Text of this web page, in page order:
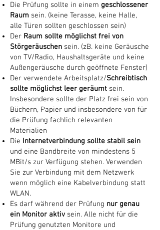
Die Prüfung sollte in einem geschlossener
Raum sein. (keine Terasse, keine Halle,
alle Türen sollten geschlossen sein)
Der Raum sollte möglichst frei von
Störgeräuschen sein. (zB. keine Geräusche
von TV/Radio, Haushaltsgeräte und keine
Außengeräusche durch geöffnete Fenster)
Der verwendete Arbeitsplatz/Schreibtisch
sollte möglichst leer geräumt sein.
Insbesondere sollte der Platz frei sein von
Büchern, Papier und insbesondere von für
die Prüfung fachlich relevanten
Materialien
Die Internetverbindung sollte stabil sein
und eine Bandbreite von mindestens 5
MBit/s zur Verfügung stehen. Verwenden
Sie zur Verbindung mit dem Netzwerk
wenn möglich eine Kabelverbindung statt
WLAN.
Es darf während der Prüfung nur genau
ein Monitor aktiv sein. Alle nicht für die
Prüfung genutzten Monitore und